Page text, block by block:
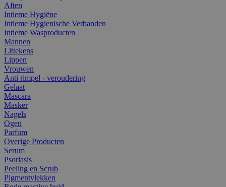
Aften
Intieme Hygiëne
Intieme Hygienische Verbanden
Intieme Wasproducten
Mannen
Littekens
Lippen
Vrouwen
Anti rimpel - veroudering
Gelaat
Mascara
Masker
Nagels
Ogen
Parfum
Overige Producten
Serum
Psoriasis
Peeling en Scrub
Pigmentvlekken